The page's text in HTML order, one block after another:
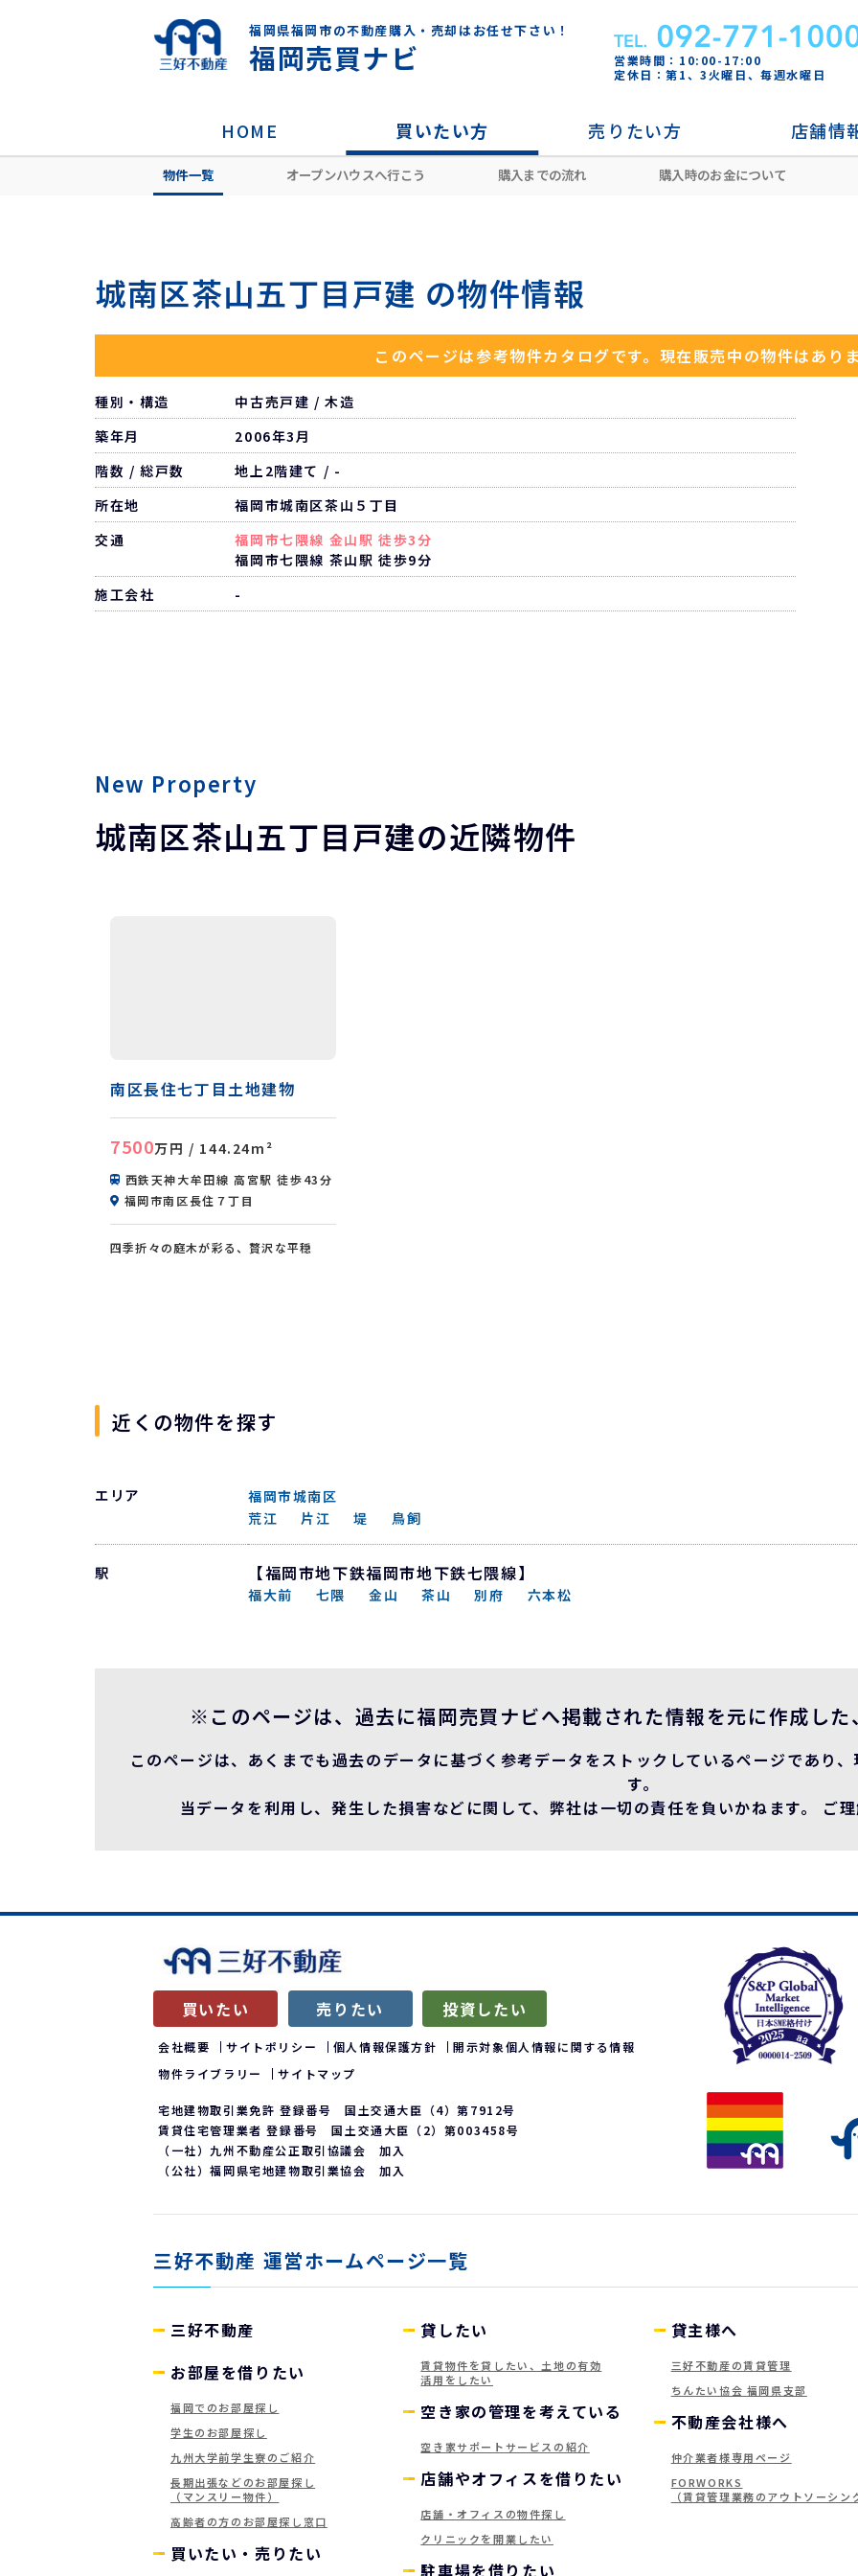
福岡県福岡市の不動産購入・売却はお任せ下さい！
福岡売買ナビ
営業時間：10:00-17:00
定休日：第1、3火曜日、毎週水曜日
HOME 買いたい方 売りたい方 店舗情
HOME 住所から探す 福岡市城南区 金山駅 城南区茶山五丁目戸建
物件一覧 オープンハウスへ行こう 購入までの流れ 購入時のお金について
城南区茶山五丁目戸建 の物件情報
このページは参考物件カタログです。 現在販売中の物件はありま
種別・構造
中古売戸建 / 木造
築年月
2006年3月
階数 / 総戸数
地上2階建て / -
所在地
福岡市城南区茶山５丁目
交通
福岡市七隈線 金山駅 徒歩3分
福岡市七隈線 茶山駅 徒歩9分
施工会社
-
New Property
城南区茶山五丁目戸建の近隣物件
南区長住七丁目土地建物
7500万円 / 144.24m²
西鉄天神大牟田線 高宮駅 徒歩43分
福岡市南区長住７丁目
四季折々の庭木が彩る、贅沢な平穏
近くの物件を探す
エリア
福岡市城南区
荒江
片江 堤 鳥飼
駅 【福岡市地下鉄福岡市地下鉄七隈線】
福大前 七隈 金山 茶山 別府 六本松
※このページは、過去に福岡売買ナビへ掲載された情報を元に作成した
このページは、あくまでも過去のデータに基づく参考データをストックしているページであり
す。
当データを利用し、発生した損害などに関して、弊社は一切の責任を負いかねます。 ご理
買いたい 売りたい 投資したい
会社概要 サイトポリシー 個人情報保護方針
開示対象個人情報に関する情報
物件ライブラリー
サイトマップ
宅地建物取引業免許 登録番号 国土交通大臣（4）第7912号
賃貸住宅管理業者 登録番号 国土交通大臣（2）第003458号
（一社）九州不動産公正取引協議会 加入
（公社）福岡県宅地建物取引業協会 加入
三好不動産 運営ホームページ一覧
三好不動産
お部屋を借りたい
福岡でのお部屋探し
学生のお部屋探し
九州大学前学生寮のご紹介
長期出張などのお部屋探し
（マンスリー物件）
高齢者の方のお部屋探し窓口
買いたい・売りたい
貸したい
賃貸物件を貸したい、土地の有効
活用をしたい
空き家の管理を考えている
空き家サポートサービスの紹介
店舗やオフィスを借りたい
店舗・オフィスの物件探し
クリニックを開業したい
駐車場を借りたい
貸主様へ
三好不動産の賃貸管理
ちんたい協会 福岡県支部
不動産会社様へ
仲介業者様専用ページ
FORWORKS
（賃貸管理業務のアウトソーシン